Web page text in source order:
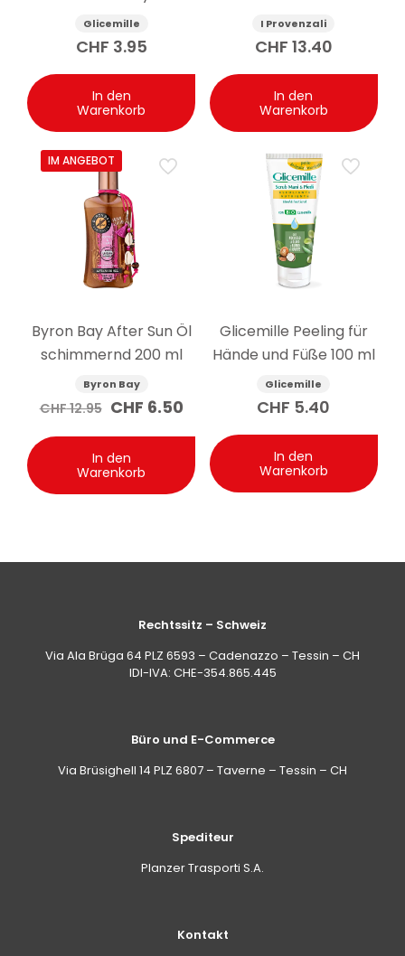
und Kamille 100ml
Glicemille
CHF 3.95
In den
Warenkorb
Gesichtsserum
Ligurischer Lavendel 30
I Provenzali
CHF 13.40
In den
Warenkorb
IM ANGEBOT
Byron Bay After Sun Öl
schimmernd 200 ml
Byron Bay
CHF12.95 Ursprünglicher
war:
CHF 12.95
CHF 6.50Aktueller
ist:
CHF 6.50.
In den
Warenkorb
Glicemille Peeling für
Hände und Füße 100 ml
Glicemille
CHF 5.40
In den
Warenkorb
Rechtssitz – Schweiz
Via Ala Brüga 64 PLZ 6593 – Cadenazzo – Tessin – CH
IDI-IVA: CHE-354.865.445
Büro und E-Commerce
Via Brüsighell 14 PLZ 6807 – Taverne – Tessin – CH
Spediteur
Planzer Trasporti S.A.
Kontakt